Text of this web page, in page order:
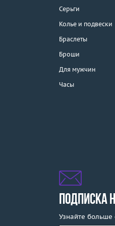
Бесплатная доставка
Покупка и оплата
Серьги
Колье и подвески
Браслеты
Броши
Для мужчин
Часы
ПОДПИСКА
Узнайте